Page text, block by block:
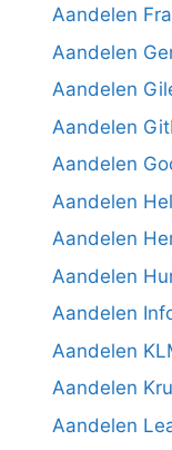
Aandelen
Aandelen
Aandelen
Aandelen
Aandelen
Aandelen
Aandelen
Aandelen
Aandelen
Aandelen
Aandelen
Aandelen